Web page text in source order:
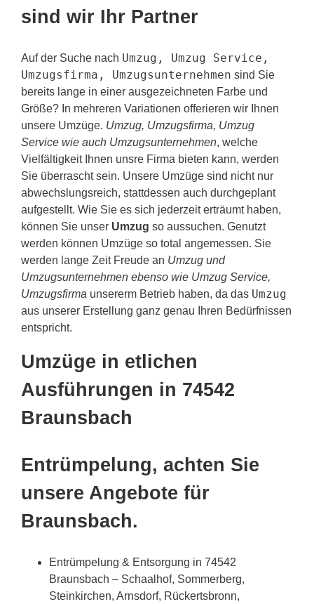
sind wir Ihr Partner
Auf der Suche nach Umzug, Umzug Service,
Umzugsfirma, Umzugsunternehmen sind Sie
bereits lange in einer ausgezeichneten Farbe und
Größe? In mehreren Variationen offerieren wir Ihnen
unsere Umzüge. Umzug, Umzugsfirma, Umzug
Service wie auch Umzugsunternehmen, welche
Vielfältigkeit Ihnen unsre Firma bieten kann, werden
Sie überrascht sein. Unsere Umzüge sind nicht nur
abwechslungsreich, stattdessen auch durchgeplant
aufgestellt. Wie Sie es sich jederzeit erträumt haben,
können Sie unser Umzug so aussuchen. Genutzt
werden können Umzüge so total angemessen. Sie
werden lange Zeit Freude an Umzug und
Umzugsunternehmen ebenso wie Umzug Service,
Umzugsfirma unsererm Betrieb haben, da das Umzug
aus unserer Erstellung ganz genau Ihren Bedürfnissen
entspricht.
Umzüge in etlichen
Ausführungen in 74542
Braunsbach
Entrümpelung, achten Sie
unsere Angebote für
Braunsbach.
Entrümpelung & Entsorgung in 74542
Braunsbach – Schaalhof, Sommerberg,
Steinkirchen, Arnsdorf, Rückertsbronn,